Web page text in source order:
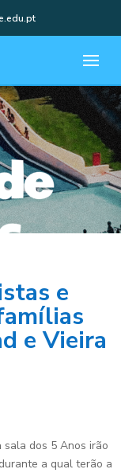
e
e Vieira
sala dos 5 Anos irão
a qual terão a